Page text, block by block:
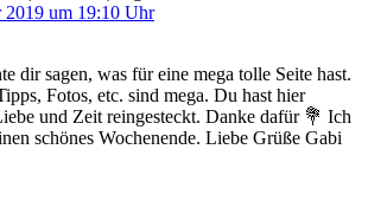
2019 um 19:10 Uhr
dir sagen, was für eine mega tolle Seite hast.
Fotos, etc. sind mega. Du hast hier
und Zeit reingesteckt. Danke dafür 💐 Ich
schönes Wochenende. Liebe Grüße Gabi